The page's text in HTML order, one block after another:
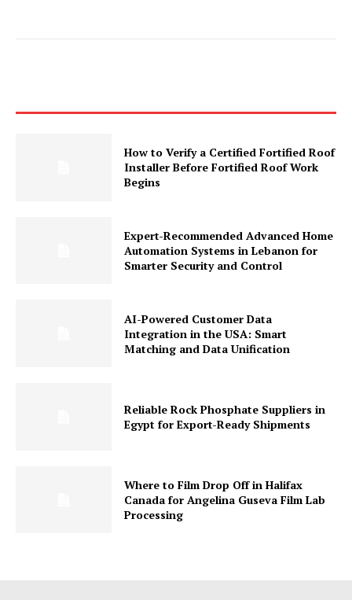
How to Verify a Certified Fortified Roof
Installer Before Fortified Roof Work
Begins
Expert-Recommended Advanced Home
Automation Systems in Lebanon for
Smarter Security and Control
AI-Powered Customer Data
Integration in the USA: Smart
Matching and Data Unification
Reliable Rock Phosphate Suppliers in
Egypt for Export-Ready Shipments
Where to Film Drop Off in Halifax
Canada for Angelina Guseva Film Lab
Processing